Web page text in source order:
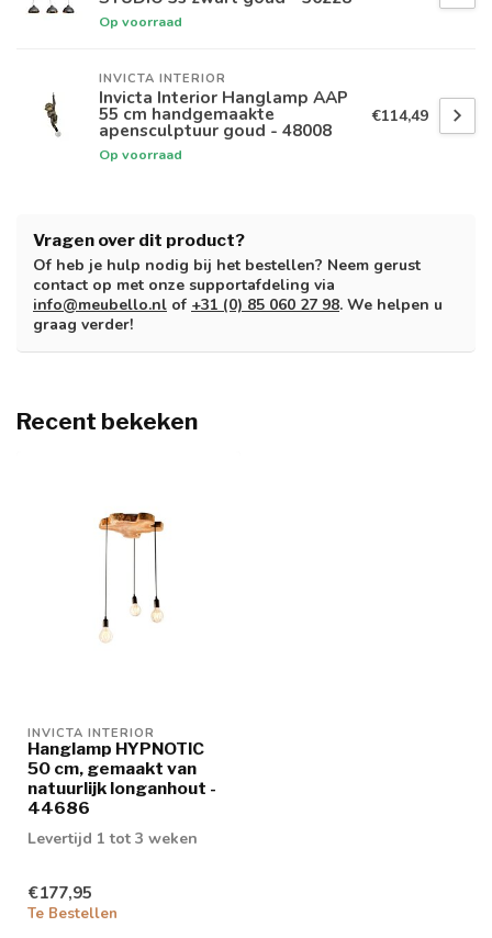
Op voorraad
INVICTA INTERIOR
Invicta Interior Hanglamp AAP
55 cm handgemaakte
apensculptuur goud - 48008
Op voorraad
€114,49
Vragen over dit product?
Of heb je hulp nodig bij het bestellen? Neem gerust
contact op met onze supportafdeling via
info@meubello.nl of +31 (0) 85 060 27 98. We helpen u
graag verder!
Recent bekeken
INVICTA INTERIOR
Hanglamp HYPNOTIC
50 cm, gemaakt van
natuurlijk longanhout -
44686
Levertijd 1 tot 3 weken
€177,95
Te Bestellen